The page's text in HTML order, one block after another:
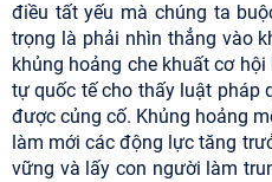
điều tất yếu mà chúng ta
trọng là phải nhìn thẳng vào
khủng hoảng che khuất cơ
tự quốc tế cho thấy luật pháp
được củng cố. Khủng hoảng
làm mới các động lực tăng
vững và lấy con người làm